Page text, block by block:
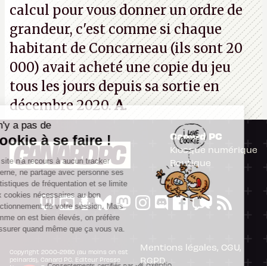
calcul pour vous donner un ordre de
grandeur, c'est comme si chaque
habitant de Concarneau (ils sont 20
000) avait acheté une copie du jeu
tous les jours depuis sa sortie en
décembre 2020.A.
Canard PC
Kiosque numérique
Boutique
Copyright 2000-2980 (au moins on est
peinards), Canard PC. Editeur Presse
Mentions légales, CGU,
RGPD
Il n'y a pas de
Cookie à se faire !
Ce site n'a recours à aucun tracker
externe, ne partage avec personne ses
statistiques de fréquentation et se limite
aux cookies nécessaires au bon
fonctionnement de votre session. Mais
comme on est bien élevés, on préfère
s'assurer quand même que ça vous va.